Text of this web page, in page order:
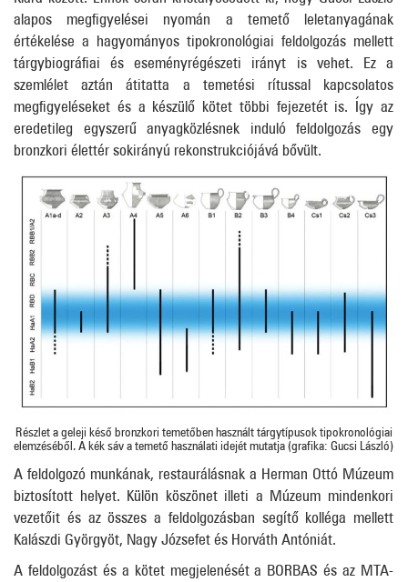
alapos megfigyelései nyomán a temető leletanyagának
értékelése a hagyományos tipokronológiai feldolgozás mellett
tárgybiográfiai és eseményrégészeti irányt is vehet. Ez a
szemlélet aztán átitatta a temetési rítussal kapcsolatos
megfigyeléseket és a készülő kötet többi fejezetét is. Így az
eredetileg egyszerű anyagközlésnek induló feldolgozás egy
bronzkori élettér sokirányú rekonstrukciójává bővült.
Részlet a geleji késő bronzkori temetőben használt tárgytípusok tipokronológiai
elemzéséből. A kék sáv a temető használati idejét mutatja (grafika: Gucsi László)
A feldolgozó munkának, restaurálásnak a Herman Ottó Múzeum
biztosított helyet. Külön köszönet illeti a Múzeum mindenkori
vezetőit és az összes a feldolgozásban segítő kolléga mellett
Kalászdi Györgyöt, Nagy Józsefet és Horváth Antóniát.
A feldolgozást és a kötet megjelenését a BORBAS és az MTA-